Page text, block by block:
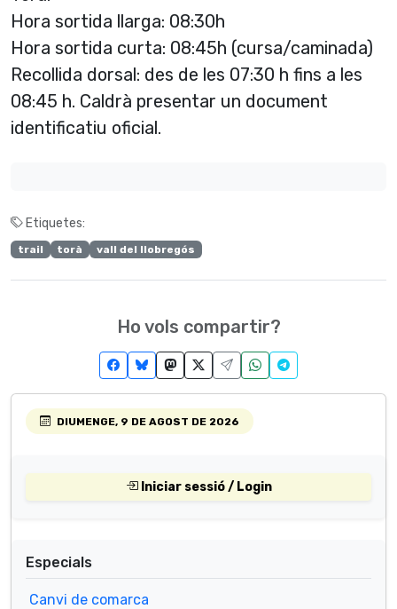
Hora sortida llarga: 08:30h
Hora sortida curta: 08:45h (cursa/caminada)
Recollida dorsal: des de les 07:30 h fins a les
08:45 h. Caldrà presentar un document
identificatiu oficial.
Etiquetes:
trail torà vall del llobregós
Ho vols compartir?
DIUMENGE, 9 DE AGOST DE 2026
Iniciar sessió / Login
Especials
Canvi de comarca